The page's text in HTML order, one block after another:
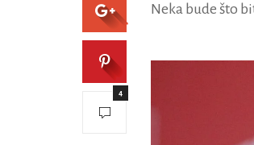
Neka bude što
4